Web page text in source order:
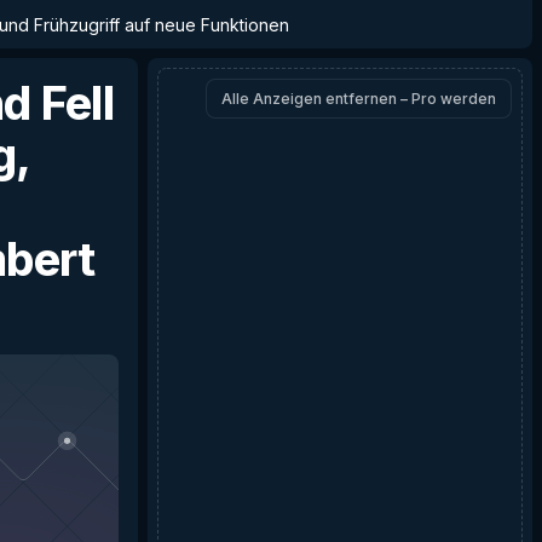
Frühzugriff auf neue Funktionen
Fell
Alle Anzeigen entfernen – Pro werden